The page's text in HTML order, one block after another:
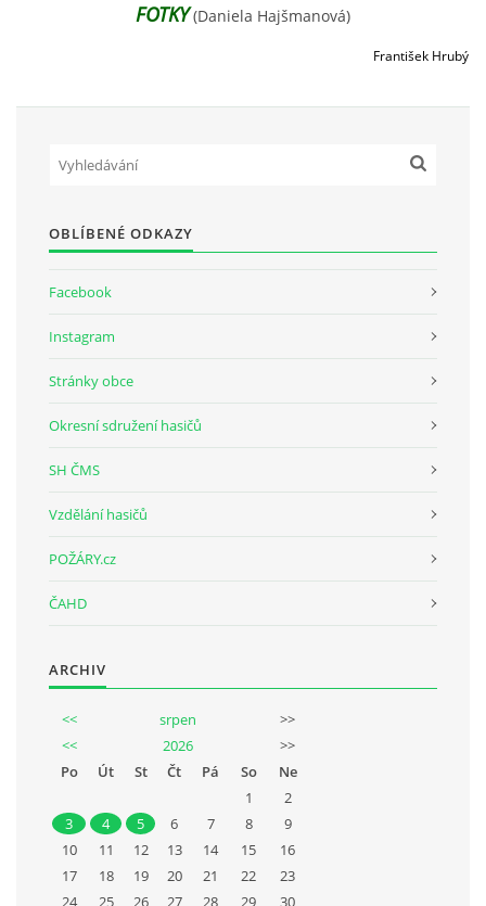
Střížovice 157, 332 07
IČO: 49183516
email: PlicVlada@seznam.cz
© 2026 eStránky.cz |Tisk|Aktualizováno: 5. 8. 2026|Nahoru ↑
FOTKY(Daniela Hajšmanová)
František Hrubý
OBLÍBENÉ ODKAZY
Facebook
Instagram
Stránky obce
Okresní sdružení hasičů
SH ČMS
Vzdělání hasičů
POŽÁRY.cz
ČAHD
ARCHIV
<< srpen
>>
<<
2026
>>
Po
Út St Čt Pá So
Ne
1
2
3
4 5 6 7 8
9
10
11 12 13 14 15
16
17
18 19 20 21 22
23
24
25 26 27 28 29 30